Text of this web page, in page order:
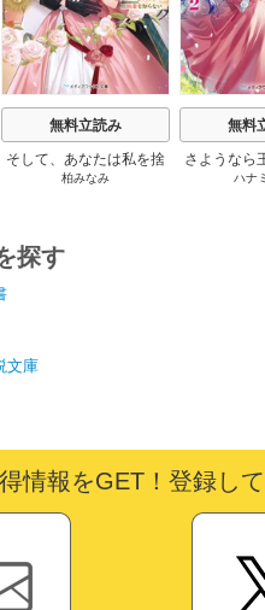
無料立読み
そして、あなたは私を捨
てる
柏みなみ
無料
さようなら
か私のこと
ハナ
探す
文庫
情報をGET！登録し